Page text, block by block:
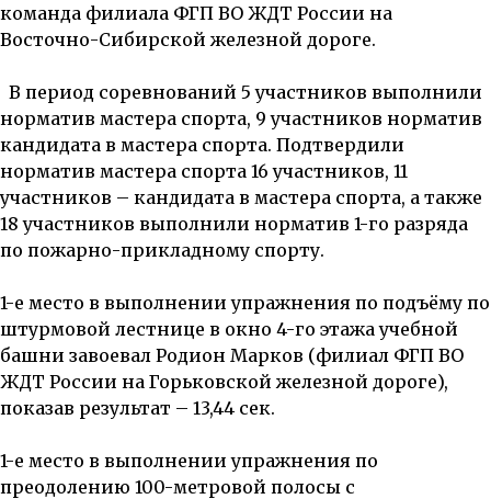
команда филиала ФГП ВО ЖДТ России на
Восточно-Сибирской железной дороге.
В период соревнований 5 участников выполнили
норматив мастера спорта, 9 участников норматив
кандидата в мастера спорта. Подтвердили
норматив мастера спорта 16 участников, 11
участников – кандидата в мастера спорта, а также
18 участников выполнили норматив 1-го разряда
по пожарно-прикладному спорту.
1-е место в выполнении упражнения по подъёму по
штурмовой лестнице в окно 4-го этажа учебной
башни завоевал Родион Марков (филиал ФГП ВО
ЖДТ России на Горьковской железной дороге),
показав результат – 13,44 сек.
1-е место в выполнении упражнения по
преодолению 100-метровой полосы с